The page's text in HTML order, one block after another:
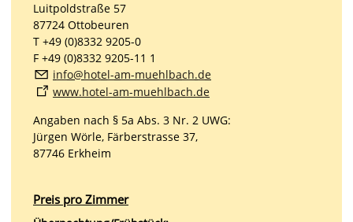
Luitpoldstraße 57
87724 Ottobeuren
T +49 (0)8332 9205-0
F +49 (0)8332 9205-11 1
nf
h t l- m-m hlb ch d
www.hotel-am-muehlbach.de
Angaben nach § 5a Abs. 3 Nr. 2 UWG:
Jürgen Wörle, Färberstrasse 37,
87746 Erkheim
Preis pro Zimmer